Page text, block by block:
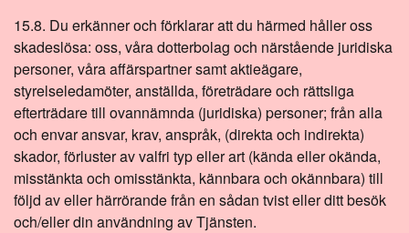
15.8. Du erkänner och förklarar att du härmed håller oss
skadeslösa: oss, våra dotterbolag och närstående juridiska
personer, våra affärspartner samt aktieägare,
styrelseledamöter, anställda, företrädare och rättsliga
efterträdare till ovannämnda (juridiska) personer; från alla
och envar ansvar, krav, anspråk, (direkta och indirekta)
skador, förluster av valfri typ eller art (kända eller okända,
misstänkta och omisstänkta, kännbara och okännbara) till
följd av eller härrörande från en sådan tvist eller ditt besök
och/eller din användning av Tjänsten.